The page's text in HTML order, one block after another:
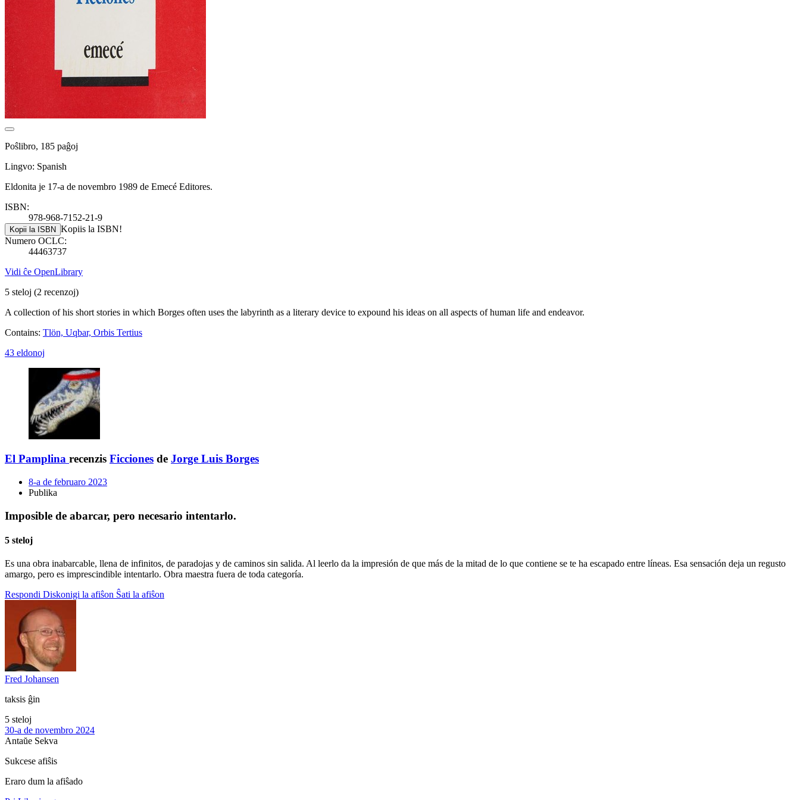
Poŝlibro, 185 paĝoj
Lingvo: Spanish
Eldonita je 17-a de novembro 1989 de Emecé Editores.
ISBN:
978-968-7152-21-9
Kopii la ISBN Kopiis la ISBN!
Numero OCLC:
44463737
Vidi ĉe OpenLibrary
5 steloj (2 recenzoj)
A collection of his short stories in which Borges often uses the labyrinth as a literary device to expound his ideas on all aspects of human life and endeavor.
Contains: Tlön, Uqbar, Orbis Tertius
43 eldonoj
El Pamplina recenzis Ficciones de Jorge Luis Borges
8-a de februaro 2023
Publika
Imposible de abarcar, pero necesario intentarlo.
5 steloj
Es una obra inabarcable, llena de infinitos, de paradojas y de caminos sin salida. Al leerlo da la impresión de que más de la mitad de lo que contiene se te ha escapado entre líneas. Esa sensación deja un regusto
amargo, pero es imprescindible intentarlo. Obra maestra fuera de toda categoría.
Respondi Diskonigi la afiŝon Ŝati la afiŝon
Fred Johansen
taksis ĝin
5 steloj
30-a de novembro 2024
Antaŭe Sekva
Sukcese afiŝis
Eraro dum la afiŝado